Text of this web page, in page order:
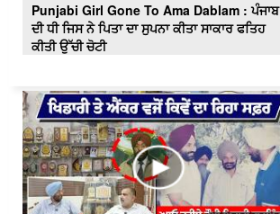
Punjabi Girl Gone To Ama Dablam : ਪੰਜਾਬ
ਦੀ ਧੀ ਜਿਸ ਨੇ ਪਿਤਾ ਦਾ ਸੁਪਨਾ ਕੀਤਾ ਸਾਕਾਰ ਫਤਿਹ
ਕੀਤੀ ਉੱਚੀ ਚੋਟੀ